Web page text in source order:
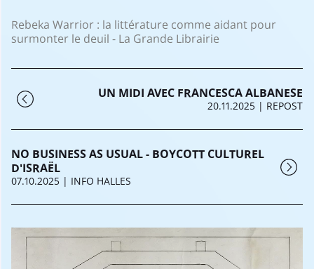
Rebeka Warrior : la littérature comme aidant pour
surmonter le deuil - La Grande Librairie
UN MIDI AVEC FRANCESCA ALBANESE
20.11.2025 | REPOST
NO BUSINESS AS USUAL - BOYCOTT CULTUREL
D'ISRAËL
07.10.2025 | INFO HALLES